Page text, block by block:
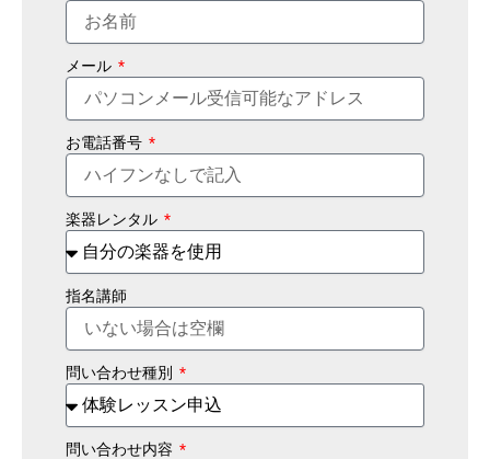
メール
お電話番号
楽器レンタル
指名講師
問い合わせ種別
問い合わせ内容